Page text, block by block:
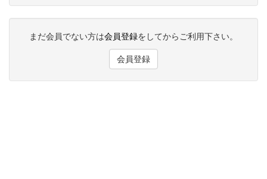
まだ会員でない方は会員登録をしてからご利用下さい。
会員登録